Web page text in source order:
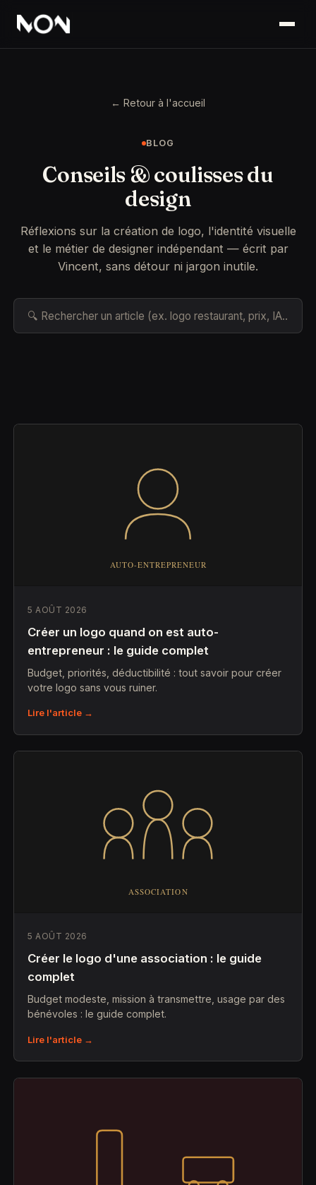
← Retour à l'accueil
BLOG
Conseils & coulisses du
design
Réflexions sur la création de logo, l'identité visuelle
et le métier de designer indépendant — écrit par
Vincent, sans détour ni jargon inutile.
5 AOÛT 2026
Créer un logo quand on est auto-
entrepreneur : le guide complet
Budget, priorités, déductibilité : tout savoir pour créer
votre logo sans vous ruiner.
Lire l'article →
5 AOÛT 2026
Créer le logo d'une association : le guide
complet
Budget modeste, mission à transmettre, usage par des
bénévoles : le guide complet.
Lire l'article →